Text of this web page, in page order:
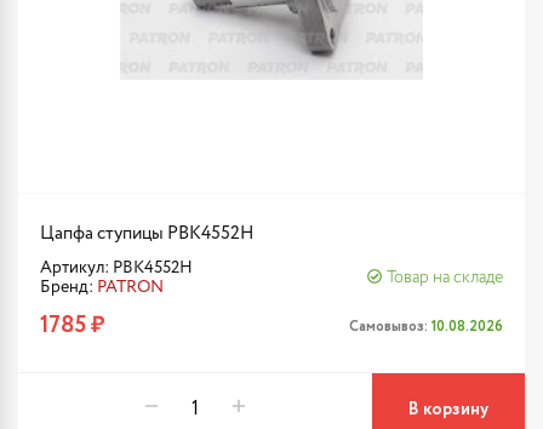
Цапфа ступицы PBK4552H
Артикул: PBK4552H
Бренд: PATRON
Товар на складе
1785 ₽ Самовывоз: 10.08.2026
В корзину